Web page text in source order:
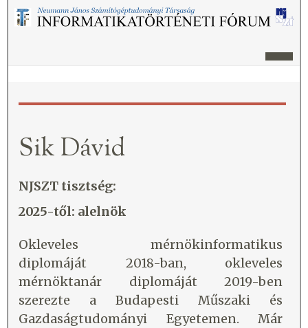
Sik Dávid
NJSZT tisztség:
2025-től: alelnök
Okleveles mérnökinformatikus
diplomáját 2018-ban, okleveles
mérnöktanár diplomáját 2019-ben
szerezte a Budapesti Műszaki és
Gazdaságtudományi Egyetemen. Már